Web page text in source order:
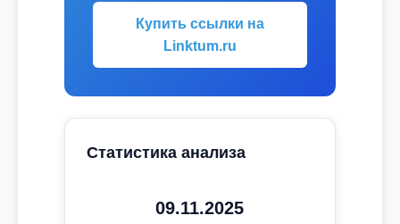
Купить ссылки на
Linktum.ru
Статистика анализа
09.11.2025